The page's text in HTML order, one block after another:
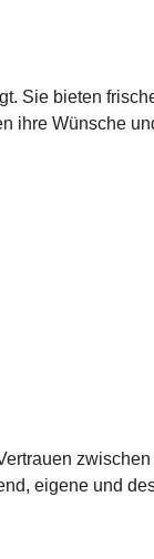
Sie bieten
ihre Wünsche
zwischen
eigene und